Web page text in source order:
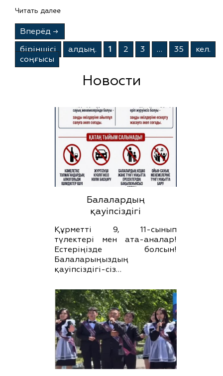
Читать далее
Вперёд →
бiрiншiсi
алдың. 1 2 3 … 35
кел.
соңғысы
Новости
Балалардың
қауіпсіздігі
Құрметті 9, 11-сынып
түлектері мен ата-аналар!
Естеріңізде болсын!
Балаларыңыздың
қауіпсіздігі-сіз…